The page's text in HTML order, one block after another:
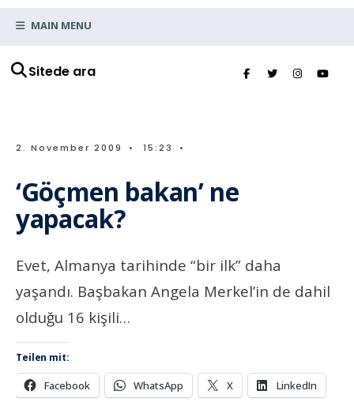
Sitede ara
MAIN MENU
2. November 2009 • 15:23 •
‘Göçmen bakan’ ne
yapacak?
Evet, Almanya tarihinde “bir ilk” daha
yaşandı. Başbakan Angela Merkel’in de dahil
olduğu 16 kişili…
Teilen mit:
Facebook WhatsApp X LinkedIn